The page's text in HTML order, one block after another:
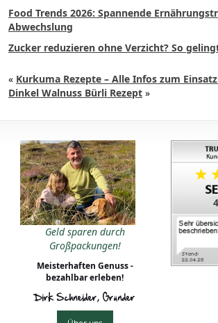
Food Trends 2026: Spannende
Abwechslung
Zucker reduzieren ohne Verzicht? So
« Kurkuma Rezepte – Alle Infos zum
Dinkel Walnuss Bürli Rezept »
Geld sparen durch
Großpackungen!
Meisterhaften Genuss -
bezahlbar erleben!
Dirk Schneider, Gründer